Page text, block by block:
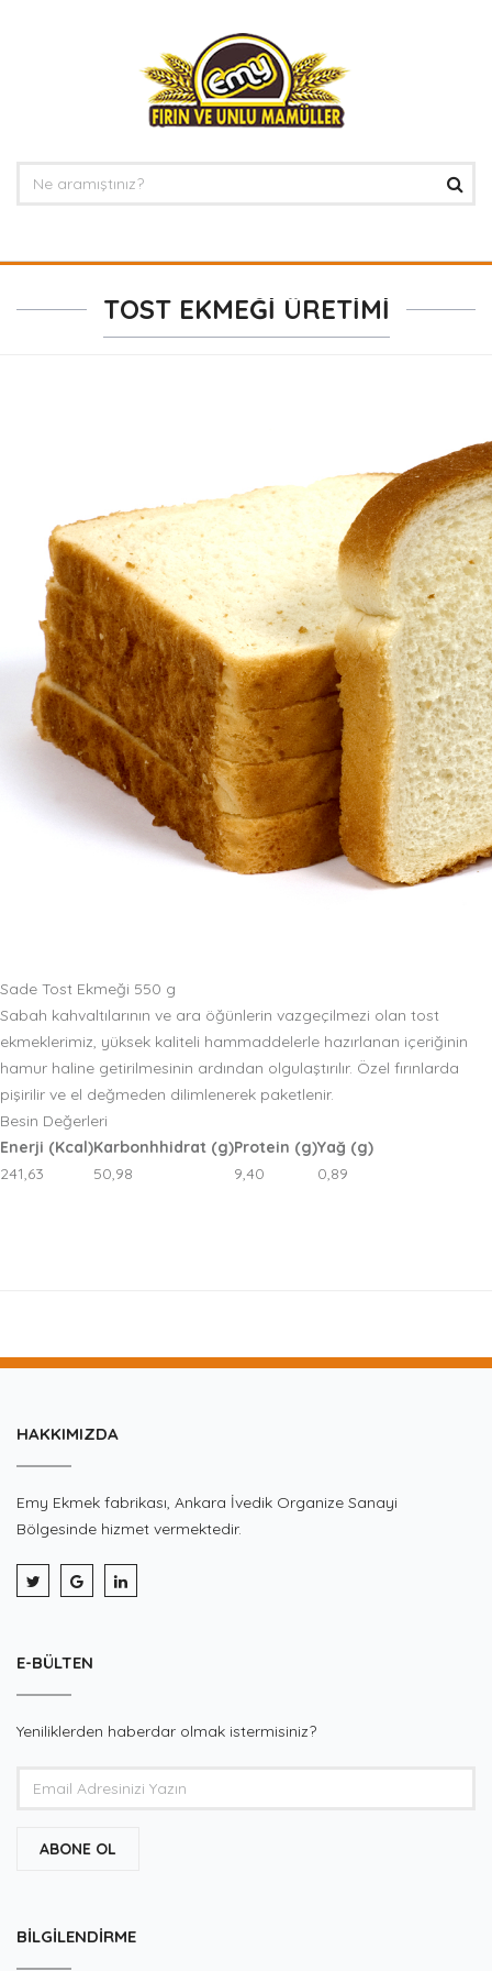
TOST EKMEĞİ ÜRETİMİ
Sade Tost Ekmeği 550 g
Sabah kahvaltılarının ve ara öğünlerin vazgeçilmezi olan tost
ekmeklerimiz, yüksek kaliteli hammaddelerle hazırlanan içeriğinin
hamur haline getirilmesinin ardından olgulaştırılır. Özel fırınlarda
pişirilir ve el değmeden dilimlenerek paketlenir.
Besin Değerleri
Enerji (Kcal)Karbonhhidrat (g)Protein (g)Yağ (g)
241,63
50,98 9,40 0,89
HAKKIMIZDA
Emy Ekmek fabrikası, Ankara İvedik Organize Sanayi
Bölgesinde hizmet vermektedir.
E-BÜLTEN
Yeniliklerden haberdar olmak istermisiniz?
ABONE OL
BILGILENDIRME